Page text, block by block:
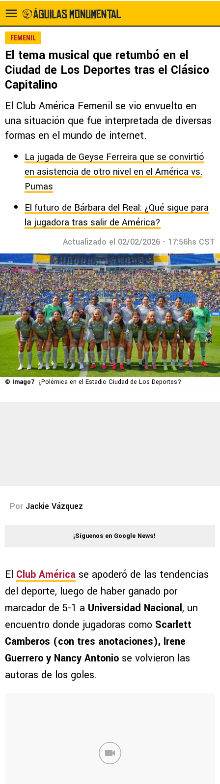
FEMENIL
El tema musical que retumbó en el
Ciudad de Los Deportes tras el Clásico
Capitalino
El Club América Femenil se vio envuelto en
una situación que fue interpretada de diversas
formas en el mundo de internet.
La jugada de Geyse Ferreira que se convirtió
en asistencia de otro nivel en el América vs.
Pumas
El futuro de Bárbara del Real: ¿Qué sigue para
la jugadora tras salir de América?
Actualizado el 02/02/2026 - 17:56hs CST
© Imago7 ¿Polémica en el Estadio Ciudad de Los Deportes?
Por Jackie Vázquez
¡Síguenos en Google News!
El Club América se apoderó de las tendencias
del deporte, luego de haber ganado por
marcador de 5-1 a Universidad Nacional, un
encuentro donde jugadoras como Scarlett
Camberos (con tres anotaciones), Irene
Guerrero y Nancy Antonio se volvieron las
autoras de los goles.